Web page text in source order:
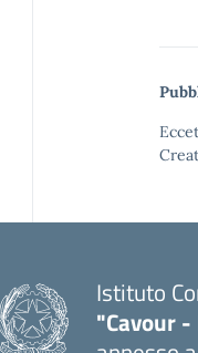
Istituto
"Cavour